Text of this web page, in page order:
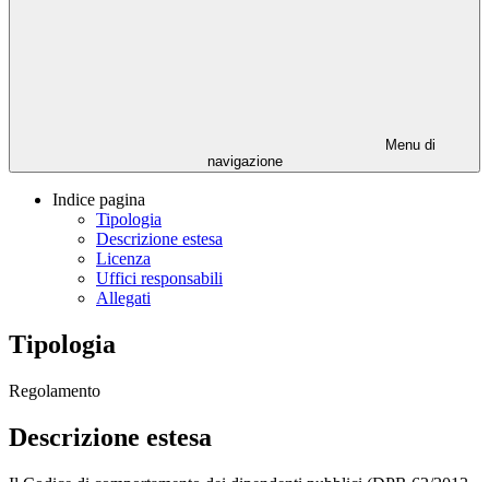
Menu di
navigazione
Indice pagina
Tipologia
Descrizione estesa
Licenza
Uffici responsabili
Allegati
Tipologia
Regolamento
Descrizione estesa